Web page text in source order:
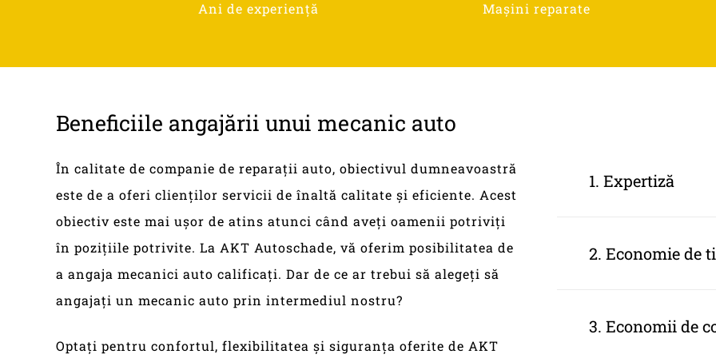
Ani de experiență Mașini reparate
Beneficiile angajării unui mecanic auto
În calitate de companie de reparații auto, obiectivul dumneavoastră
este de a oferi clienților servicii de înaltă calitate și eficiente. Acest
obiectiv este mai ușor de atins atunci când aveți oamenii potriviți
în pozițiile potrivite. La AKT Autoschade, vă oferim posibilitatea de
a angaja mecanici auto calificați. Dar de ce ar trebui să alegeți să
angajați un mecanic auto prin intermediul nostru?
Optați pentru confortul, flexibilitatea și siguranța oferite de AKT
1. Expertiză
cei mai calificați
2. Economie de
care îl puteți
3. Economii de